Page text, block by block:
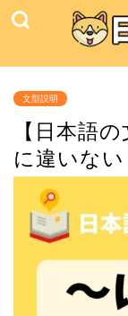
文型説明
【日本語
に違いない